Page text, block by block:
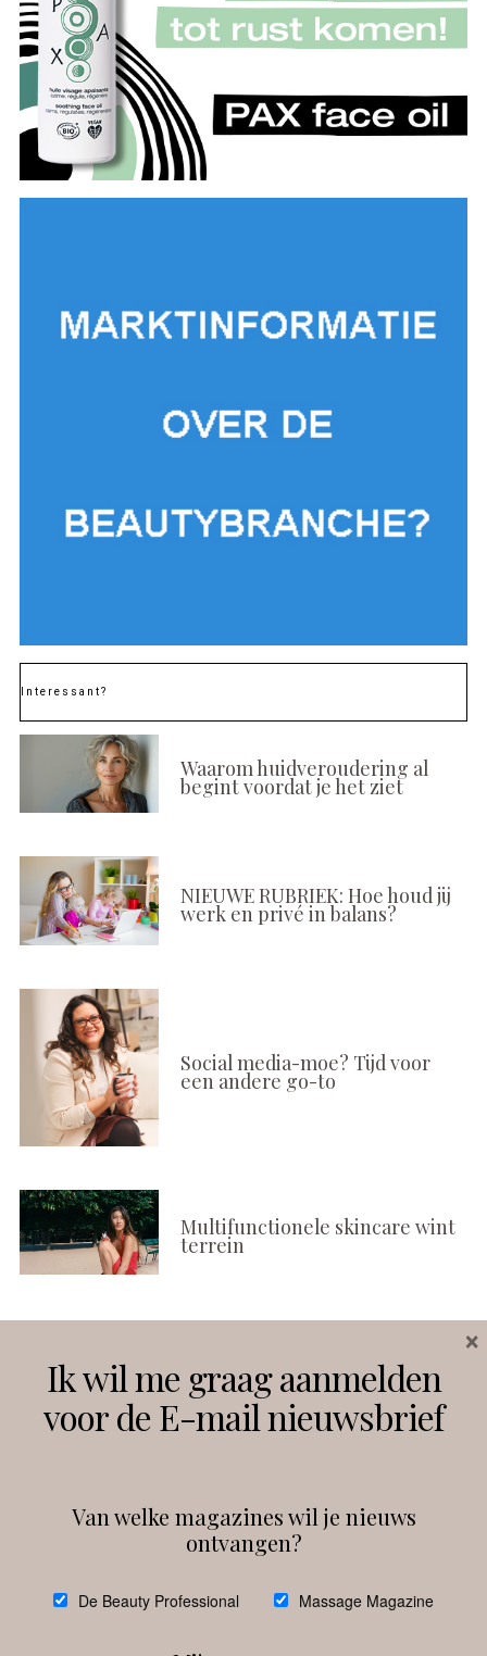
Interessant?
Waarom huidveroudering al
begint voordat je het ziet
NIEUWE RUBRIEK: Hoe houd jij
werk en privé in balans?
Social media-moe? Tijd voor
een andere go-to
Multifunctionele skincare wint
terrein
Instagram Facebook
debeautyprofessional
Ik wil me graag aanmelden
voor de E-mail nieuwsbrief
Van welke magazines wil je nieuws
ontvangen?
De Beauty Professional Massage Magazine
×